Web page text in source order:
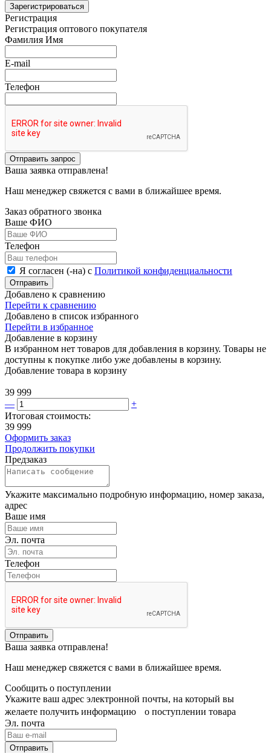
Зарегистрироваться
Регистрация
Регистрация оптового покупателя
Фамилия Имя
E-mail
Телефон
Отправить запрос
Ваша заявка отправлена!
Наш менеджер свяжется с вами в ближайшее время.
Заказ обратного звонка
Ваше ФИО
Телефон
Я согласен (-на) с Политикой конфиденциальности
Отправить
Добавлено к сравнению
Перейти к сравнению
Добавлено в список избранного
Перейти в избранное
Добавление в корзину
В избранном нет товаров для добавления в корзину. Товары не
доступны к покупке либо уже добавлены в корзину.
Добавление товара в корзину
39 999
—
+
Итоговая стоимость:
39 999
Оформить заказ
Продолжить покупки
Предзаказ
Укажите максимально подробную информацию, номер заказа,
адрес
Ваше имя
Эл. почта
Телефон
Отправить
Ваша заявка отправлена!
Наш менеджер свяжется с вами в ближайшее время.
Сообщить о поступлении
Укажите ваш адрес электронной почты, на который вы
желаете получить информацию о поступлении товара
Эл. почта
Отправить